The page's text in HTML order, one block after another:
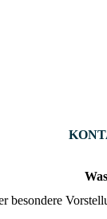
besondere